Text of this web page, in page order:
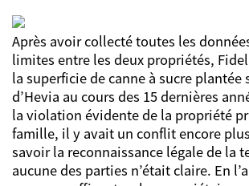
Après avoir collecté toutes les
limites entre les deux propriétés,
la superficie de canne à sucre plantée
d’Hevia au cours des 15 dernières
la violation évidente de la propriété
famille, il y avait un conflit encore
savoir la reconnaissance légale de la
aucune des parties n’était claire. En